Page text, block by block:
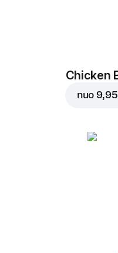
Chicken
nuo